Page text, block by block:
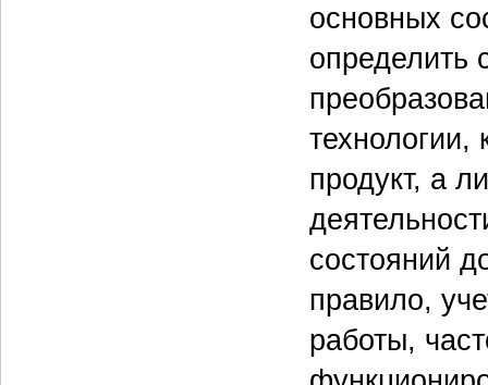
основных
определить
технологии,
продукт, а
состояний
правило,
работы,